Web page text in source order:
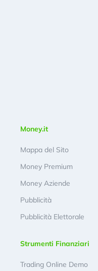
Money.it
Mappa del Sito
Money Premium
Money Aziende
Pubblicità
Pubblicità Elettorale
Strumenti Finanziari
Trading Online Demo